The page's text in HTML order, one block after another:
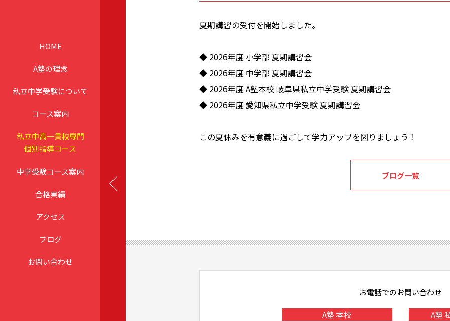
HOME
A塾の理念
私立中学受験について
コース案内
私立中高一貫校専門
個別指導コース
中学受験コース案内
合格実績
アクセス
ブログ
お問い合わせ
夏期講習の受付を開始しました。
◆ 2026年度 小学部 夏期講習会
◆ 2026年度 中学部 夏期講習会
◆ 2026年度 A塾本校 岐阜県私立中学受験 夏期講習会
◆ 2026年度 愛知県私立中学受験 夏期講習会
この夏休みを有意義に過ごして学力アップを図りましょう！
ブログ一覧
お電話でのお問い合わせ
A塾 本校 A塾